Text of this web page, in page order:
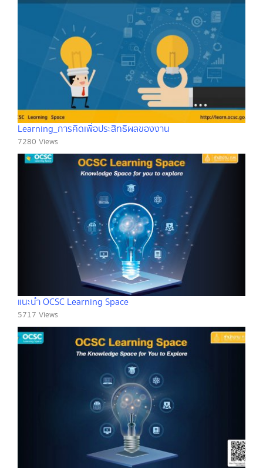
Learning_การคิดเพื่อประสิทธิผลของงาน
7280 Views
แนะนำ OCSC Learning Space
5717 Views